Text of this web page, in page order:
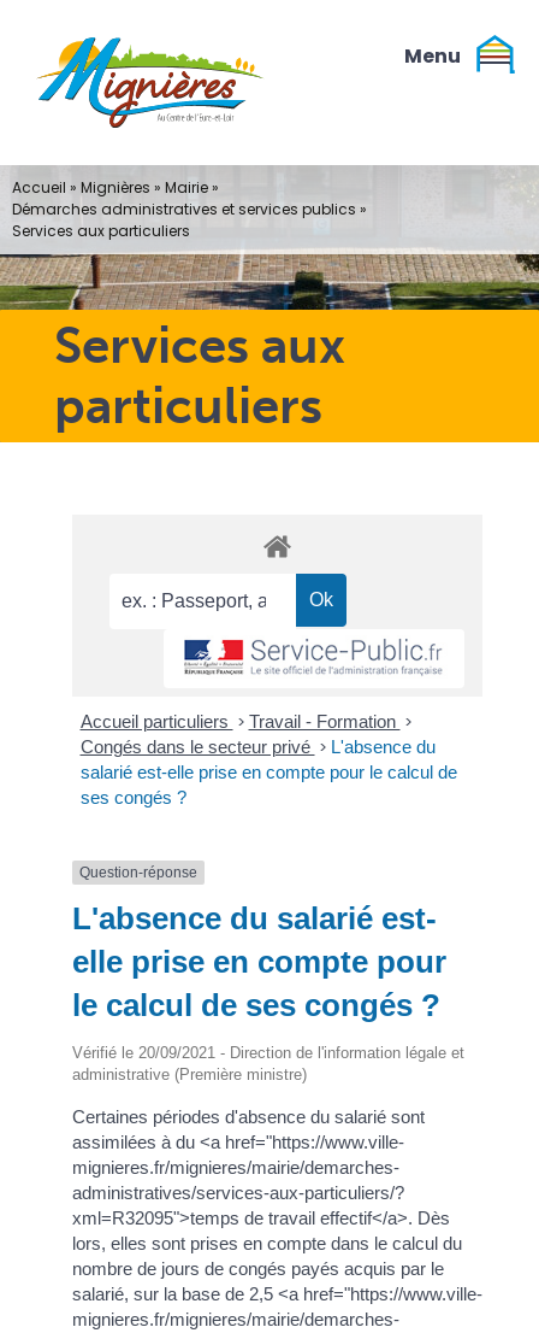
contenu
Services aux
particuliers
Accueil » Mignières » Mairie»
Démarches administratives et services publics »
Services aux particuliers
Accueil particuliers > Travail - Formation >
Congés dans le secteur privé > L'absence du
salarié est-elle prise en compte pour le calcul de
ses congés ?
Question-réponse
L'absence du salarié est-
elle prise en compte pour
le calcul de ses congés ?
Vérifié le 20/09/2021 - Direction de l'information légale et
administrative (Première ministre)
Certaines périodes d'absence du salarié sont
assimilées à du <a href="https://www.ville-
mignieres.fr/mignieres/mairie/demarches-
administratives/services-aux-particuliers/?
xml=R32095">temps de travail effectif</a>. Dès
lors, elles sont prises en compte dans le calcul du
nombre de jours de congés payés acquis par le
salarié, sur la base de 2,5 <a href="https://www.ville-
mignieres.fr/mignieres/mairie/demarches-